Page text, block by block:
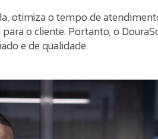
otimiza o tempo de
o cliente. Portanto, o
e de qualidade.